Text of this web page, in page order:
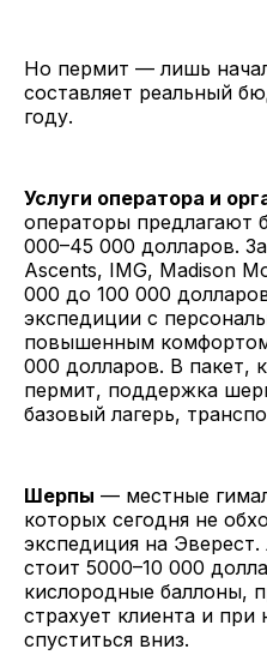
Но пермит — лишь
составляет реальный
году.
Услуги оператора и
операторы предлагают
000–45 000 долларов.
Ascents, IMG, Madison
000 до 100 000
экспедиции с
повышенным
000 долларов. В пакет,
пермит, поддержка
базовый лагерь,
Шерпы — местные
которых сегодня не
экспедиция на
стоит 5000–10 000
кислородные баллоны,
страхует клиента и
спуститься вниз.